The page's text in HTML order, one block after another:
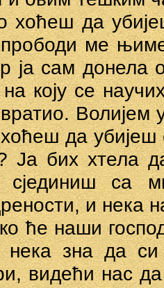
хоћеш да
ме
ја сам донела
на коју се
Волијем
да
Ја бих хтела
сјединиш са
и нека
ће наши
нека зна да
видећи нас